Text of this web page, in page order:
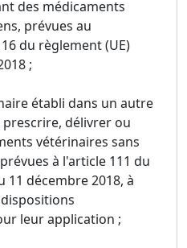
des médicaments
prévues au
du règlement (UE)
;
établi dans un autre
délivrer ou
vétérinaires sans
à l'article 111 du
11 décembre 2018, à
leur application ;